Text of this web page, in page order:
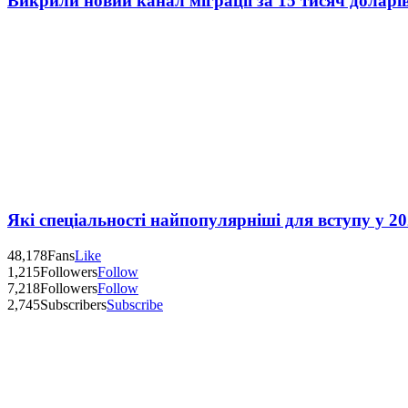
Які спеціальності найпопулярніші для вступу у
48,178FansLike
1,215FollowersFollow
7,218FollowersFollow
2,745SubscribersSubscribe